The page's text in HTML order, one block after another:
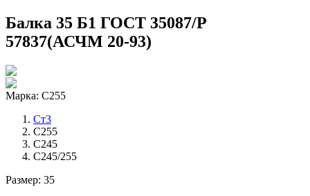
Балка 35 Б1 ГОСТ 35087/Р
57837(АСЧМ 20-93)
Марка: С255
Ст3
С255
С245
С245/255
Размер: 35